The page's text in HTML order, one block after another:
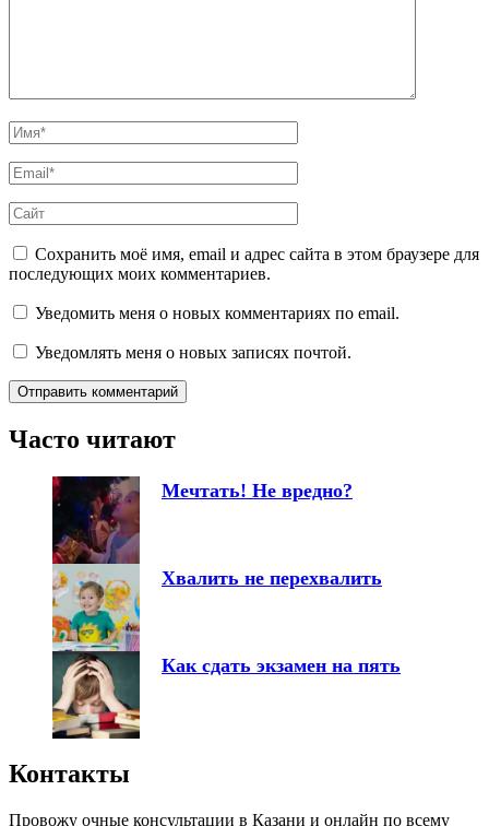
Полное
Имя
Email
Сайт
Сохранить моё имя, email и адрес сайта в этом браузере для
последующих моих комментариев.
Уведомить меня о новых комментариях по email.
Уведомлять меня о новых записях почтой.
Часто читают
Мечтать! Не вредно?
Хвалить не перехвалить
Как сдать экзамен на пять
Контакты
Провожу очные консультации в Казани и онлайн по всему